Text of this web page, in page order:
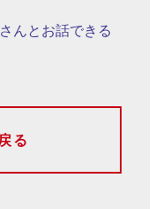
んとお話できる
る